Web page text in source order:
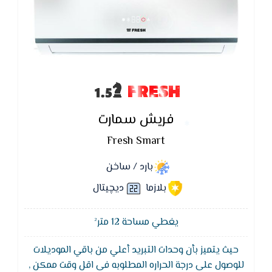
FRESH
فريش سمارت
Fresh Smart
بارد / ساخن
بلازما
ديچيتال
يغطي مساحة 12 متر²
حيث يتميز بأن وحدات التبريد أعلي من باقي الموديلات
للوصول على درجة الحراره المطلوبه فى اقل وقت ممكن ,